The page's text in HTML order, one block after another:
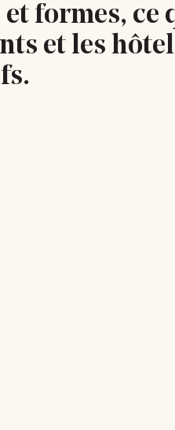
formes,
et les